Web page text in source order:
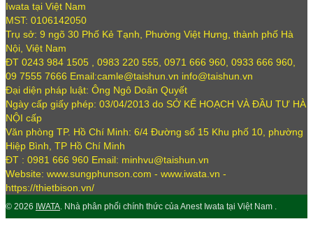
Iwata tại Việt Nam
MST: 0106142050
Trụ sở: 9 ngõ 30 Phố Kẻ Tạnh, Phường Việt Hưng, thành phố Hà
Nội, Việt Nam
ĐT 0243 984 1505 , 0983 220 555, 0971 666 960, 0933 666 960,
09 7555 7666 Email:camle@taishun.vn info@taishun.vn
Đại diện pháp luật: Ông Ngô Doãn Quyết
Ngày cấp giấy phép: 03/04/2013 do SỞ KẾ HOẠCH VÀ ĐẦU TƯ HÀ
NỘI cấp
Văn phòng TP. Hồ Chí Minh: 6/4 Đường số 15 Khu phố 10, phường
Hiệp Bình, TP Hồ Chí Minh
ĐT : 0981 666 960 Email: minhvu@taishun.vn
Website: www.sungphunson.com - www.iwata.vn -
https://thietbison.vn/
© 2026 IWATA. Nhà phân phối chính thức của Anest Iwata tại Việt Nam .